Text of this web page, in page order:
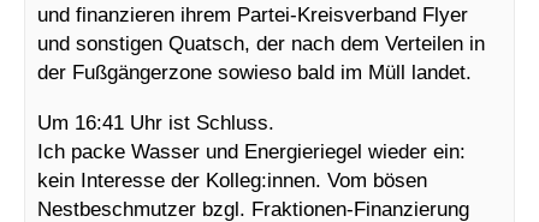
und finanzieren ihrem Partei-Kreisverband Flyer
und sonstigen Quatsch, der nach dem Verteilen in
der Fußgängerzone sowieso bald im Müll landet.
Um 16:41 Uhr ist Schluss.
Ich packe Wasser und Energieriegel wieder ein:
kein Interesse der Kolleg:innen. Vom bösen
Nestbeschmutzer bzgl. Fraktionen-Finanzierung